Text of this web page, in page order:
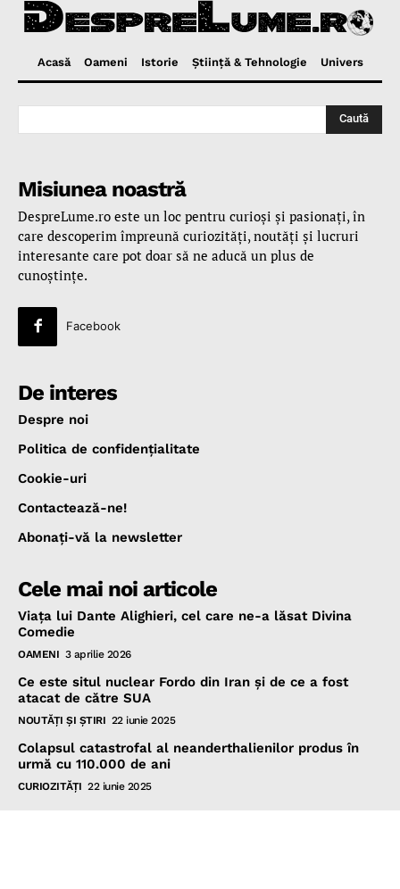
Acasă Oameni Istorie Ştiinţă & Tehnologie Univers
Caută
Misiunea noastră
DespreLume.ro este un loc pentru curioşi şi pasionaţi, în
care descoperim împreună curiozităţi, noutăţi şi lucruri
interesante care pot doar să ne aducă un plus de
cunoştinţe.
Facebook
De interes
Despre noi
Politica de confidenţialitate
Cookie-uri
Contactează-ne!
Abonaţi-vă la newsletter
Cele mai noi articole
Viața lui Dante Alighieri, cel care ne-a lăsat Divina
Comedie
OAMENI 3 aprilie 2026
Ce este situl nuclear Fordo din Iran și de ce a fost
atacat de către SUA
NOUTĂŢI ŞI ŞTIRI 22 iunie 2025
Colapsul catastrofal al neanderthalienilor produs în
urmă cu 110.000 de ani
CURIOZITĂŢI 22 iunie 2025